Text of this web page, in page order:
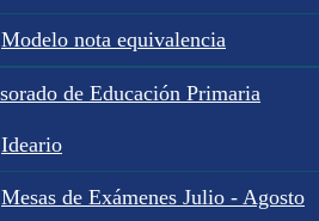
Modelo nota equivalencia
de Educación Primaria
Ideario
Mesas de Exámenes Julio - Agosto